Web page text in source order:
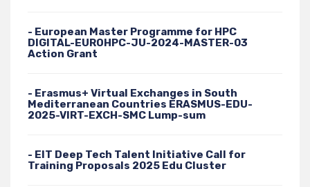
- European Master Programme for HPC
DIGITAL-EUROHPC-JU-2024-MASTER-03
Action Grant
- Erasmus+ Virtual Exchanges in South
Mediterranean Countries ERASMUS-EDU-
2025-VIRT-EXCH-SMC Lump-sum
- EIT Deep Tech Talent Initiative Call for
Training Proposals 2025 Edu Cluster